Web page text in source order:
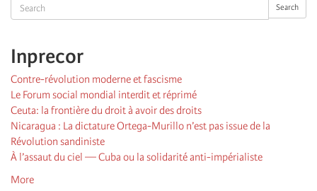
Search Search
Inprecor
Contre-révolution moderne et fascisme
Le Forum social mondial interdit et réprimé
Ceuta: la frontière du droit à avoir des droits
Nicaragua : La dictature Ortega-Murillo n’est pas issue de la
Révolution sandiniste
À l’assaut du ciel — Cuba ou la solidarité anti-impérialiste
More